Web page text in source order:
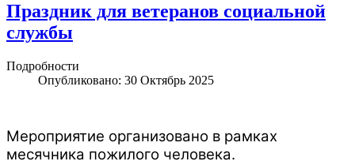
Праздник для ветеранов социальной
службы
Подробности
Опубликовано: 30 Октябрь 2025
Мероприятие организовано в рамках
месячника пожилого человека.